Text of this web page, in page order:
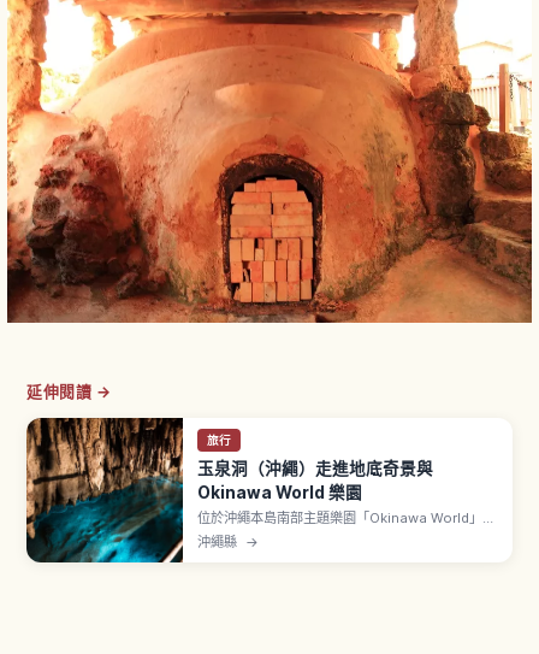
延伸閱讀 →
旅行
玉泉洞（沖繩）走進地底奇景與
Okinawa World 樂園
位於沖繩本島南部主題樂園「Okinawa World」內
的玉泉洞，是全長超過5公里、其中約890公尺對
沖繩縣 →